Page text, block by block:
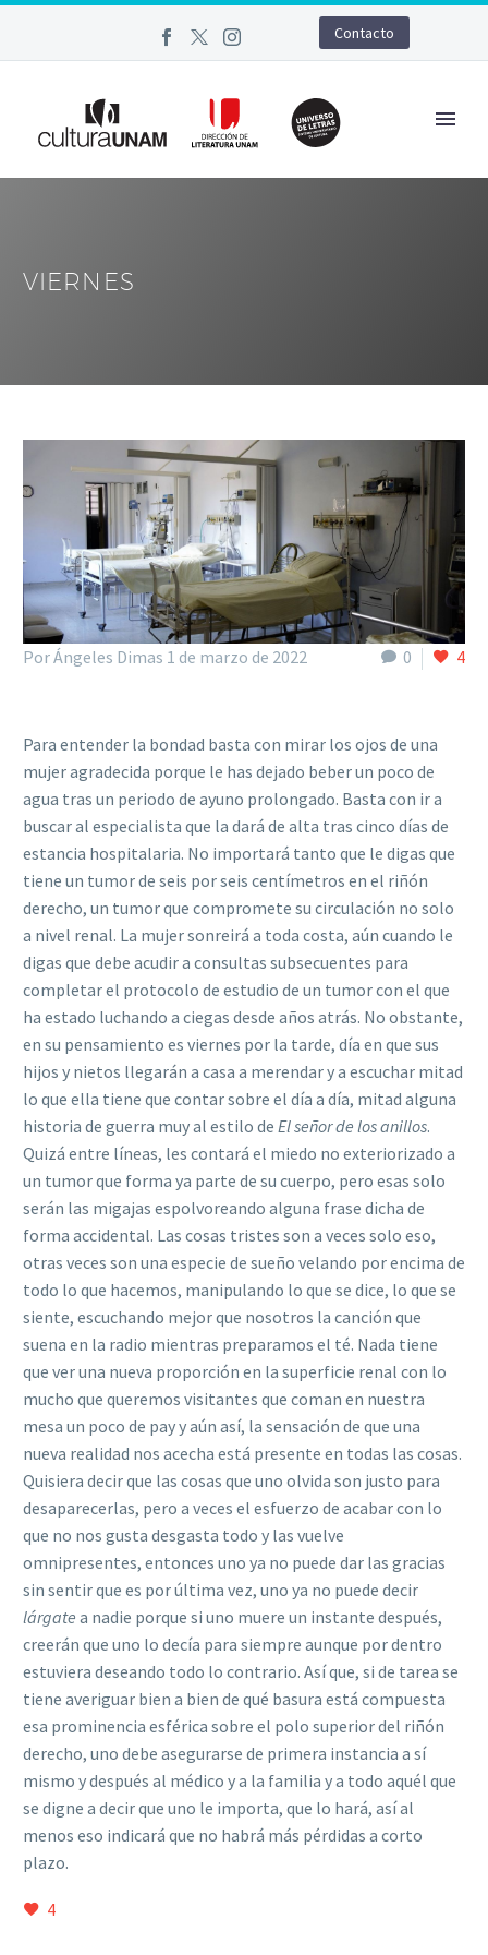
Contacto
VIERNES
0 4
Por Ángeles Dimas 1 de marzo de 2022
Para entender la bondad basta con mirar los ojos de una
mujer agradecida porque le has dejado beber un poco de
agua tras un periodo de ayuno prolongado. Basta con ir a
buscar al especialista que la dará de alta tras cinco días de
estancia hospitalaria. No importará tanto que le digas que
tiene un tumor de seis por seis centímetros en el riñón
derecho, un tumor que compromete su circulación no solo
a nivel renal. La mujer sonreirá a toda costa, aún cuando le
digas que debe acudir a consultas subsecuentes para
completar el protocolo de estudio de un tumor con el que
ha estado luchando a ciegas desde años atrás. No obstante,
en su pensamiento es viernes por la tarde, día en que sus
hijos y nietos llegarán a casa a merendar y a escuchar mitad
lo que ella tiene que contar sobre el día a día, mitad alguna
historia de guerra muy al estilo de El señor de los anillos.
Quizá entre líneas, les contará el miedo no exteriorizado a
un tumor que forma ya parte de su cuerpo, pero esas solo
serán las migajas espolvoreando alguna frase dicha de
forma accidental. Las cosas tristes son a veces solo eso,
otras veces son una especie de sueño velando por encima de
todo lo que hacemos, manipulando lo que se dice, lo que se
siente, escuchando mejor que nosotros la canción que
suena en la radio mientras preparamos el té. Nada tiene
que ver una nueva proporción en la superficie renal con lo
mucho que queremos visitantes que coman en nuestra
mesa un poco de pay y aún así, la sensación de que una
nueva realidad nos acecha está presente en todas las cosas.
Quisiera decir que las cosas que uno olvida son justo para
desaparecerlas, pero a veces el esfuerzo de acabar con lo
que no nos gusta desgasta todo y las vuelve
omnipresentes, entonces uno ya no puede dar las gracias
sin sentir que es por última vez, uno ya no puede decir
lárgate a nadie porque si uno muere un instante después,
creerán que uno lo decía para siempre aunque por dentro
estuviera deseando todo lo contrario. Así que, si de tarea se
tiene averiguar bien a bien de qué basura está compuesta
esa prominencia esférica sobre el polo superior del riñón
derecho, uno debe asegurarse de primera instancia a sí
mismo y después al médico y a la familia y a todo aquél que
se digne a decir que uno le importa, que lo hará, así al
menos eso indicará que no habrá más pérdidas a corto
plazo.
4